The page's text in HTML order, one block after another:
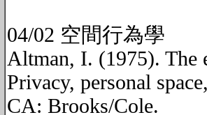
04/02 空間行為學
Altman, I. (1975). The
Privacy, personal
CA: Brooks/Cole.